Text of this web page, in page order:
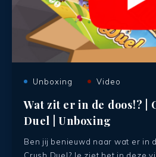
Unboxing Video
Wat zit er in de doos!? |
Duel | Unboxing
Ben jij benieuwd naar wat er in
Crush Duel? Je ziet het in deze